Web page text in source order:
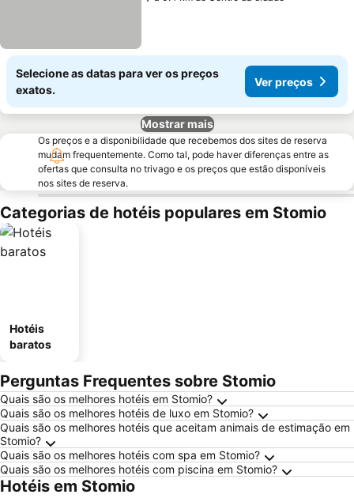
Selecione as datas para ver os preços
exatos.
Ver preços
Mostrar mais
Os preços e a disponibilidade que recebemos dos sites de reserva
mudam frequentemente. Como tal, pode haver diferenças entre as
ofertas que consulta no trivago e os preços que estão disponíveis
nos sites de reserva.
Categorias de hotéis populares em Stomio
Hotéis
baratos
Perguntas Frequentes sobre Stomio
Quais são os melhores hotéis em Stomio?
Quais são os melhores hotéis de luxo em Stomio?
Quais são os melhores hotéis que aceitam animais de estimação em
Stomio?
Quais são os melhores hotéis com spa em Stomio?
Quais são os melhores hotéis com piscina em Stomio?
Hotéis em Stomio